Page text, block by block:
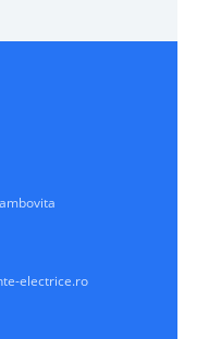
electrice.ro